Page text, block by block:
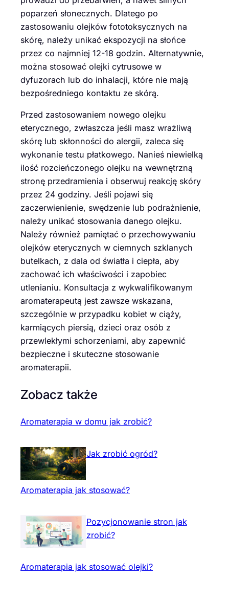
poparzeń słonecznych. Dlatego po
zastosowaniu olejków fototoksycznych na
skórę, należy unikać ekspozycji na słońce
przez co najmniej 12-18 godzin. Alternatywnie,
można stosować olejki cytrusowe w
dyfuzorach lub do inhalacji, które nie mają
bezpośredniego kontaktu ze skórą.
Przed zastosowaniem nowego olejku
eterycznego, zwłaszcza jeśli masz wrażliwą
skórę lub skłonności do alergii, zaleca się
wykonanie testu płatkowego. Nanieś niewielką
ilość rozcieńczonego olejku na wewnętrzną
stronę przedramienia i obserwuj reakcję skóry
przez 24 godziny. Jeśli pojawi się
zaczerwienienie, swędzenie lub podrażnienie,
należy unikać stosowania danego olejku.
Należy również pamiętać o przechowywaniu
olejków eterycznych w ciemnych szklanych
butelkach, z dala od światła i ciepła, aby
zachować ich właściwości i zapobiec
utlenianiu. Konsultacja z wykwalifikowanym
aromaterapeutą jest zawsze wskazana,
szczególnie w przypadku kobiet w ciąży,
karmiących piersią, dzieci oraz osób z
przewlekłymi schorzeniami, aby zapewnić
bezpieczne i skuteczne stosowanie
aromaterapii.
Zobacz także
Aromaterapia w domu jak zrobić?
Jak zrobić ogród?
Aromaterapia jak stosować?
Pozycjonowanie stron jak
zrobić?
Aromaterapia jak stosować olejki?